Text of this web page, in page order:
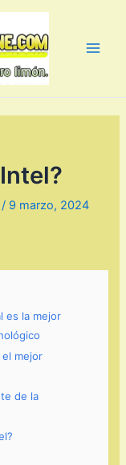
/ 9 marzo, 2024
es la mejor
mejor
de la